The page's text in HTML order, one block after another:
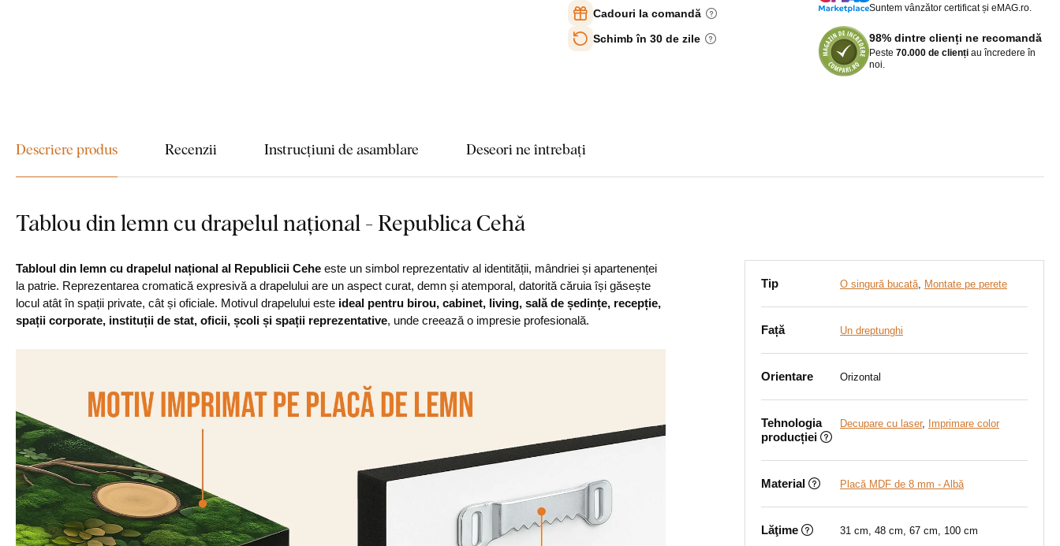
Cadouri la comandă
Schimb în 30 de zile
Suntem vânzător certificat și eMAG.ro.
98% dintre clienți ne recomandă
Peste 70.000 de clienți au încredere în
noi.
Descriere produs Recenzii Instrucțiuni de asamblare Deseori ne întrebați
Tablou din lemn cu drapelul național - Republica Cehă
Tabloul din lemn cu drapelul național al Republicii Cehe este un simbol reprezentativ al identității, mândriei și apartenenței
la patrie. Reprezentarea cromatică expresivă a drapelului are un aspect curat, demn și atemporal, datorită căruia își găsește
locul atât în spații private, cât și oficiale. Motivul drapelului este ideal pentru birou, cabinet, living, sală de ședințe, recepție,
spații corporate, instituții de stat, oficii, școli și spații reprezentative, unde creează o impresie profesională.
Tip O singură bucată, Montate pe perete
Față Un dreptunghi
Orientare Orizontal
Tehnologia
producției
Decupare cu laser, Imprimare color
Material Placă MDF de 8 mm - Albă
Lăţime 31 cm, 48 cm, 67 cm, 100 cm